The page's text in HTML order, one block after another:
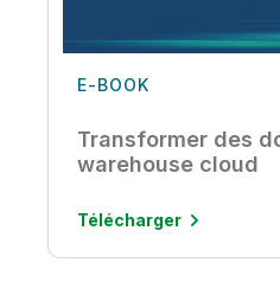
E-BOOK
Transformer des
warehouse cloud
Télécharger